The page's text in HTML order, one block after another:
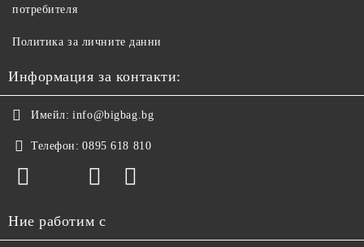
потребителя
Политика за личните данни
Информация за контакти:
Имейл: info@bigbag.bg
Телефон: 0895 618 810
Ние работим с